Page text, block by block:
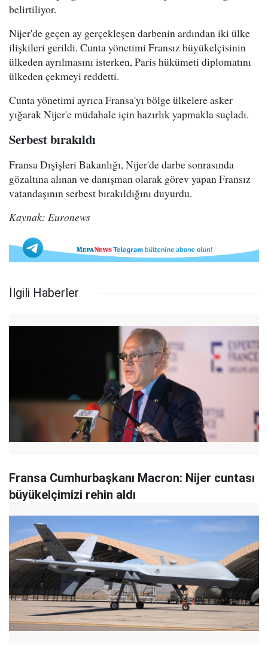
belirtiliyor.
Nijer'de geçen ay gerçekleşen darbenin ardından iki ülke
ilişkileri gerildi. Cunta yönetimi Fransız büyükelçisinin
ülkeden ayrılmasını isterken, Paris hükümeti diplomatını
ülkeden çekmeyi reddetti.
Cunta yönetimi ayrıca Fransa'yı bölge ülkelere asker
yığarak Nijer'e müdahale için hazırlık yapmakla suçladı.
Serbest bırakıldı
Fransa Dışişleri Bakanlığı, Nijer'de darbe sonrasında
gözaltına alınan ve danışman olarak görev yapan Fransız
vatandaşının serbest bırakıldığını duyurdu.
Kaynak: Euronews
İlgili Haberler
Fransa Cumhurbaşkanı Macron: Nijer cuntası
büyükelçimizi rehin aldı